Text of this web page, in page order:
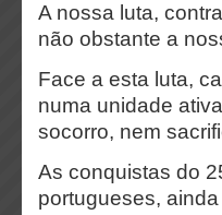
A nossa luta,
não obstante a
Face a esta luta,
numa unidade
socorro, nem
As conquistas do
portugueses,